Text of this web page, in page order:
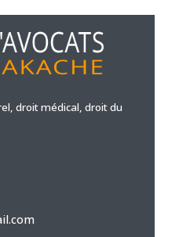
droit médical, droit du